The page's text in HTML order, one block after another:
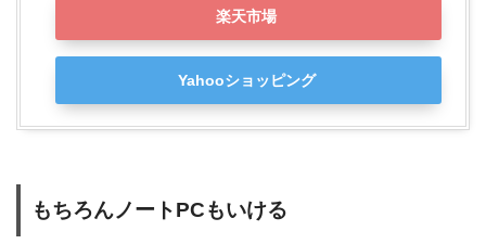
楽天市場
Yahooショッピング
もちろんノートPCもいける